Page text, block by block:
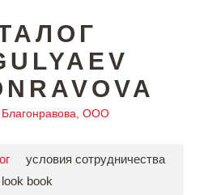
Благонравова, ООО
условия сотрудничества
look book